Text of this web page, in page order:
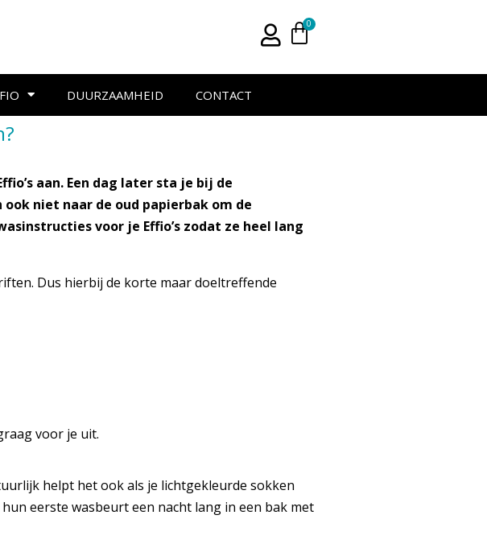
0
DUURZAAMHEID CONTACT
aan. Een dag later sta je bij de
niet naar de oud papierbak om de
voor je Effio’s zodat ze heel lang
Dus hierbij de korte maar doeltreffende
voor je uit.
helpt het ook als je lichtgekleurde sokken
eerste wasbeurt een nacht lang in een bak met